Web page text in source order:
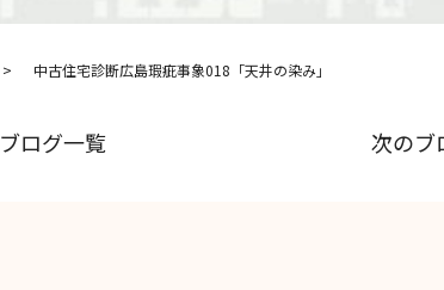
中古住宅診断広島瑕疵事象018「天井の染み」
ブログ一覧 次のブ